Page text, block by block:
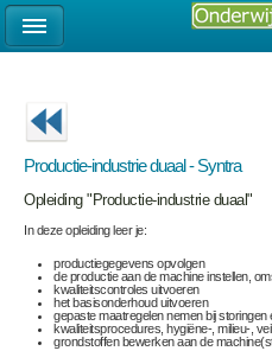
Productie-industrie duaal - Syntra
Opleiding "Productie-industrie duaal"
In deze opleiding leer je:
productiegegevens opvolgen
de productie aan de machine instellen,
kwaliteitscontroles uitvoeren
het basisonderhoud uitvoeren
gepaste maatregelen nemen bij storingen
kwaliteitsprocedures, hygiëne-, milieu-,
grondstoffen bewerken aan de